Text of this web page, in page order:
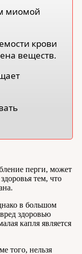
миомой
крови
веществ.
перги, может
тем, что
в большом
здоровью
капля является
того, нельзя